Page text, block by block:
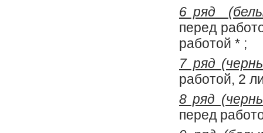
6 ряд
перед
работой * ;
7 ряд
работой, 2
8 ряд
перед